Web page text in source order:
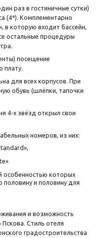
раз в гостиничные сутки)
(4*). Комплементарно
в которую входит бассейн,
остальные процедуры
посещение
плату.
для всех корпусов. При
обувь (шлёпки, тапочки
4-х звёзд открыл свои
номеров, из них:
особенностью которых
половину и половину для
и возможность
Пскова. Стиль отеля
градостроительства